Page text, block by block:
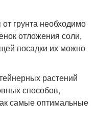
грунта необходимо
отложения соли,
посадки их можно
растений
способов,
самые оптимальные